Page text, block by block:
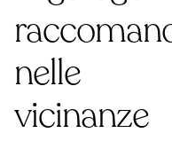
nelle
vicinanze